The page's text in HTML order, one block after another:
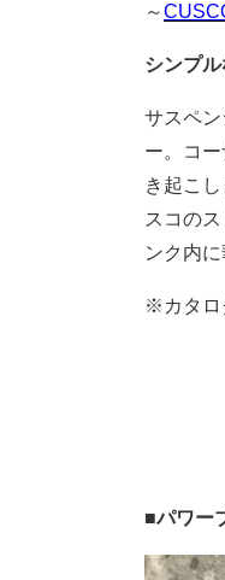
～
シンプ
サスペ
ー。コ
き起こ
スコの
ンク内
※カタロ
■パワー